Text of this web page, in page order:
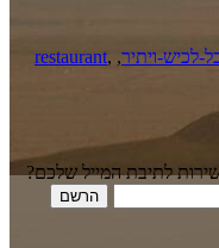
לכיש-ויתיר,
restaurant,
לתיבת המייל שלכם?